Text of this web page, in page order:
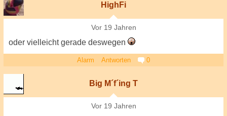
HighFi
Vor 19 Jahren
oder vielleicht gerade deswegen
Alarm Antworten 0
Big M´f´ing T
Vor 19 Jahren